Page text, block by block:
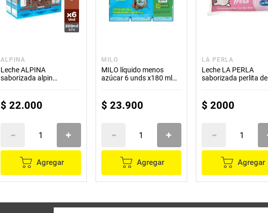
ALPINA
Leche ALPINA
saborizada alpin
$ 22.000
Agregar
MILO
MILO líquido menos
azúcar 6 unds x180 ml
$ 23.900
Agregar
LA PERLA
Leche LA PERLA
saborizada perlita de
$ 2000
Agregar